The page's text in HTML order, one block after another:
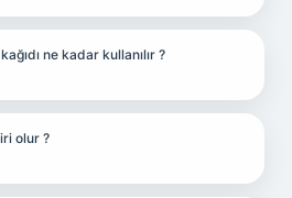
ne kadar kullanılır ?
olur ?